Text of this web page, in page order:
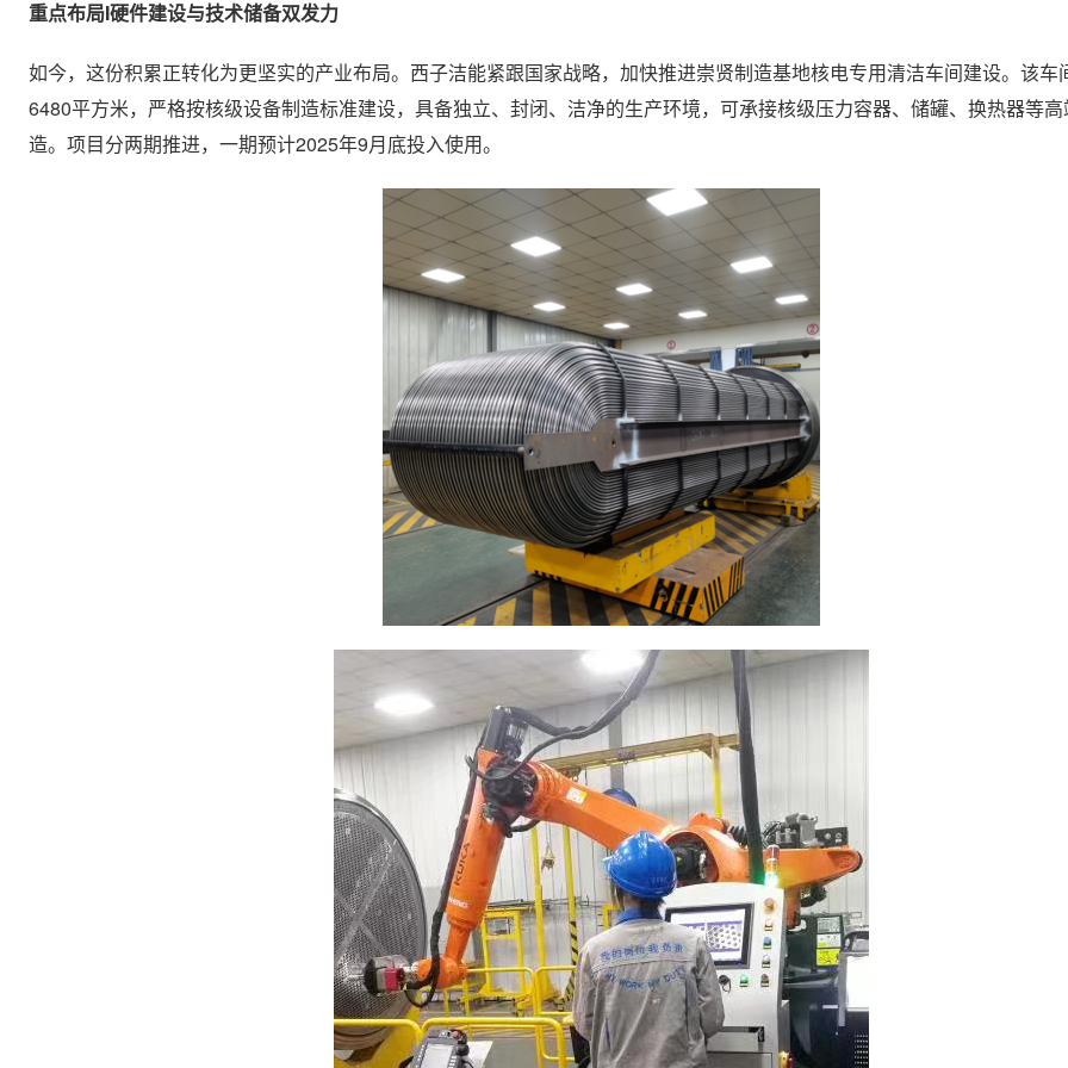
重点布局I硬件建设与技术储备双发力
如今，这份积累正转化为更坚实的产业布局。西子洁能紧跟国家战略，加快推进崇贤制造基地核电专用清洁车间建设。该车
6480平方米，严格按核级设备制造标准建设，具备独立、封闭、洁净的生产环境，可承接核级压力容器、储罐、换热器等高
造。项目分两期推进，一期预计2025年9月底投入使用。